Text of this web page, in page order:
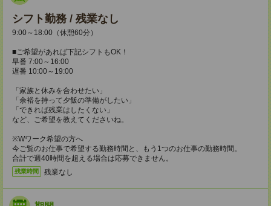
シフト勤務 / 残業なし
9:00～18:00（休憩60分）
■ご希望があれば下記シフトもOK！
早番 7:00～16:00
遅番 10:00～19:00
「家族と休みを合わせたい」
「余裕を持って夕飯の準備がしたい」
「できれば残業はしたくない」
など、ご希望を教えてくださいね。
※Wワーク希望の方へ
今ご覧のお仕事で希望する勤務時間と、もう1つのお仕事の勤務時間。
合計で週40時間を超える場合は応募できません。
残業時間 残業なし